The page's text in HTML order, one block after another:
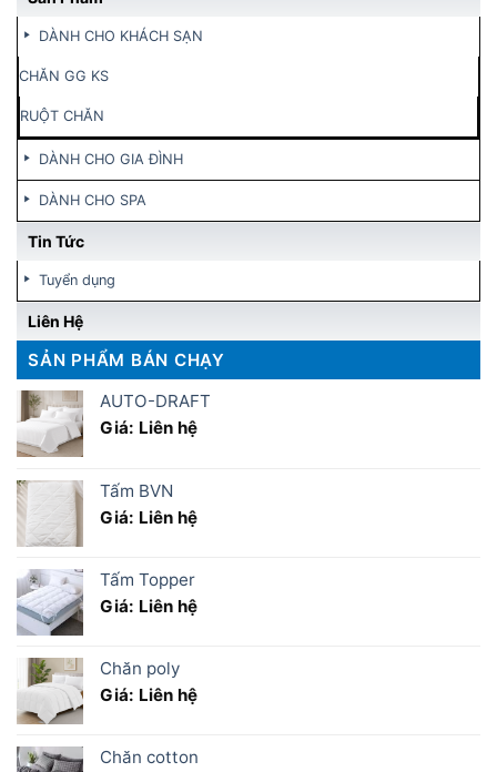
DÀNH CHO KHÁCH SẠN
CHĂN GG KS
RUỘT CHĂN
DÀNH CHO GIA ĐÌNH
DÀNH CHO SPA
Tin Tức
Tuyển dụng
Liên Hệ
SẢN PHẨM BÁN CHẠY
AUTO-DRAFT
Giá: Liên hệ
Tấm BVN
Giá: Liên hệ
Tấm Topper
Giá: Liên hệ
Chăn poly
Giá: Liên hệ
Chăn cotton